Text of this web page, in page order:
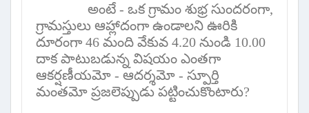
అంటే - ఒక గ్రామం శుభ్ర సుందరంగా,
గ్రామస్తులు ఆహ్లాదంగా ఉండాలని ఊరికి
దూరంగా 46 మంది వేకువ 4.20 నుండి 10.00
దాక పాటుబడున్న విషయం ఎంతగా
ఆకర్షణీయమో - ఆదర్శమో - స్పూర్తి
మంతమో ప్రజలెప్పుడు పట్టించుకొంటారు?